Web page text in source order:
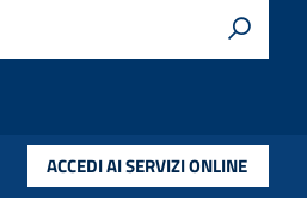
ACCEDI AI SERVIZI ONLINE